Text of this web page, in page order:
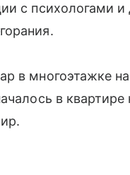
с психологами и
в многоэтажке на
в квартире